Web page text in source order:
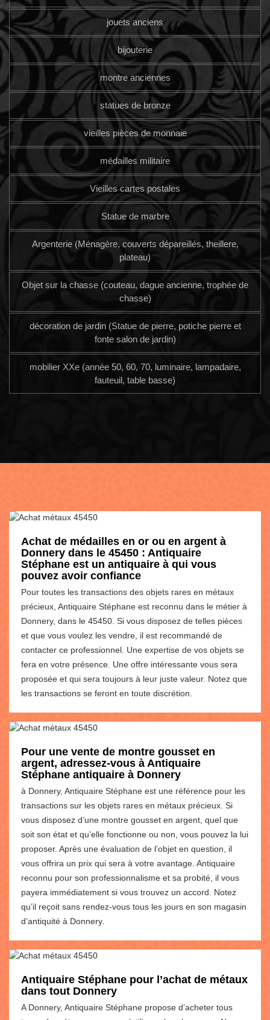
jouets anciens
bijouterie
montre anciennes
statues de bronze
vieilles pièces de monnaie
médailles militaire
Vieilles cartes postales
Statue de marbre
Argenterie (Ménagère, couverts dépareillés, theillere,
plateau)
Objet sur la chasse (couteau, dague ancienne, trophée de
chasse)
décoration de jardin (Statue de pierre, potiche pierre et
fonte salon de jardin)
mobilier XXe (année 50, 60, 70, luminaire, lampadaire,
fauteuil, table basse)
Achat de médailles en or ou en argent à
Donnery dans le 45450 : Antiquaire
Stéphane est un antiquaire à qui vous
pouvez avoir confiance
Pour toutes les transactions des objets rares en métaux
précieux, Antiquaire Stéphane est reconnu dans le métier à
Donnery, dans le 45450. Si vous disposez de telles pièces
et que vous voulez les vendre, il est recommandé de
contacter ce professionnel. Une expertise de vos objets se
fera en votre présence. Une offre intéressante vous sera
proposée et qui sera toujours à leur juste valeur. Notez que
les transactions se feront en toute discrétion.
Pour une vente de montre gousset en
argent, adressez-vous à Antiquaire
Stéphane antiquaire à Donnery
à Donnery, Antiquaire Stéphane est une référence pour les
transactions sur les objets rares en métaux précieux. Si
vous disposez d’une montre gousset en argent, quel que
soit son état et qu’elle fonctionne ou non, vous pouvez la lui
proposer. Après une évaluation de l’objet en question, il
vous offrira un prix qui sera à votre avantage. Antiquaire
reconnu pour son professionnalisme et sa probité, il vous
payera immédiatement si vous trouvez un accord. Notez
qu’il reçoit sans rendez-vous tous les jours en son magasin
d’antiquité à Donnery.
Antiquaire Stéphane pour l’achat de métaux
dans tout Donnery
A Donnery, Antiquaire Stéphane propose d’acheter tous